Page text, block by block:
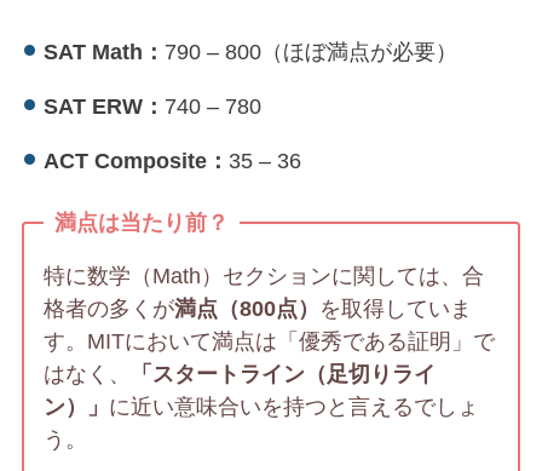
SAT Math： 790 – 800（ほぼ満点が必要）
SAT ERW： 740 – 780
ACT Composite： 35 – 36
満点は当たり前？
特に数学（Math）セクションに関しては、合
格者の多くが満点（800点） を取得していま
す。MITにおいて満点は「優秀である証明」で
はなく、
「スタートライン（足切りライ
ン）」 に近い意味合いを持つと言えるでしょ
う。